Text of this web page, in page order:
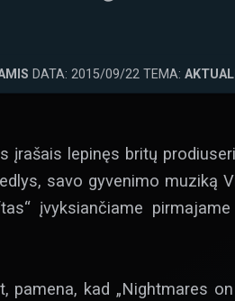
DATA: 2015/09/22 TEMA:
lepinęs britų
savo gyvenimo muziką
įvyksiančiame
pamena, kad „Nightmares